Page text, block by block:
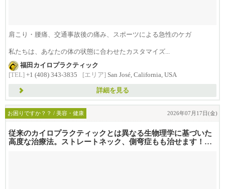
肩こり・腰痛、交通事故後の痛み、スポーツによる急性のケガ
私たちは、あなたの体の状態に合わせたカスタマイズ...
福田カイロプラクティック
[TEL] +1 (408) 343-3835 [エリア] San José, California, USA
詳細を見る
お困りですか？？ / 美容・健康 2026年07月17日(金)
従来のカイロプラクティックとは異なる生物理学に基づいた
高度な治療法。ストレートネック、側弯症もも治せます！